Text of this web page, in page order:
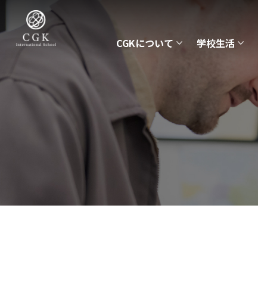
CGKについて 学校生活